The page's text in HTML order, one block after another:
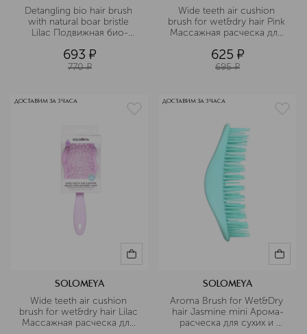
Detangling bio hair brush
with natural boar bristle
Lilac Подвижная био-
натуральной щетиной
сиреневая
693 ¤
770 ¤
Wide teeth air cushion
brush for wet&dry hair Pink
Массажная расческа для
широкими зубьями
розовая
625 ¤
695 ¤
ДОСТАВИМ ЗА 3 ЧАСА
SOLOMEYA
Wide teeth air cushion
brush for wet&dry hair Lilac
Массажная расческа для
ДОСТАВИМ ЗА 3 ЧАСА
SOLOMEYA
Aroma Brush for Wet&Dry
hair Jasmine mini Арома-
расческа для сухих и